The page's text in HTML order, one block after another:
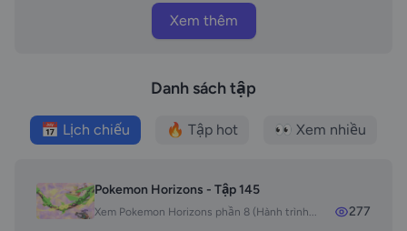
Xem thêm
Danh sách tập
📅 Lịch chiếu 🔥 Tập hot 👀 Xem nhiều
Pokemon Horizons - Tập 145
Xem Pokemon Horizons phần 8 (Hành trình... 277